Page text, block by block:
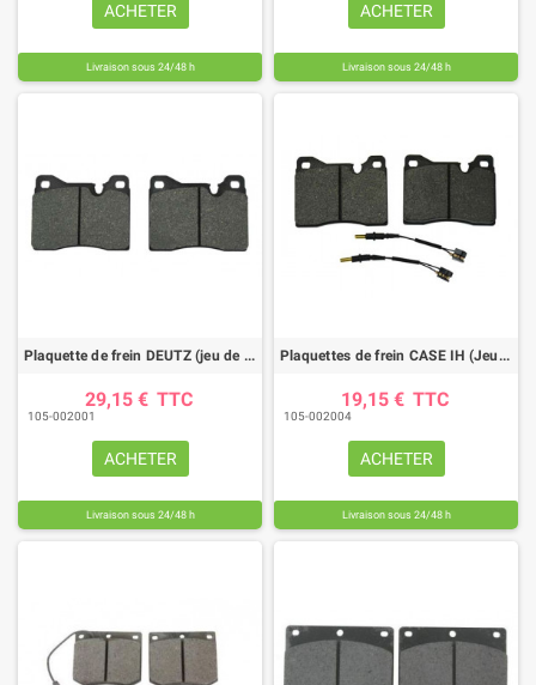
ACHETER
Livraison sous 24/48 h
ACHETER
Livraison sous 24/48 h
Plaquette de frein DEUTZ (jeu de 2)
29,15 € TTC
105-002001
ACHETER
Livraison sous 24/48 h
Plaquettes de frein CASE IH (Jeu de 2)
19,15 € TTC
105-002004
ACHETER
Livraison sous 24/48 h